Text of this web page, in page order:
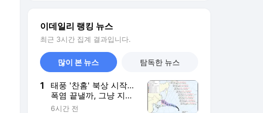
이데일리 랭킹 뉴스
최근 3시간 집계 결과입니다.
많이 본 뉴스 탐독한 뉴스
1
태풍 '찬홈' 북상 시작…
폭염 끝낼까, 그냥 지나
갈까
6시간 전